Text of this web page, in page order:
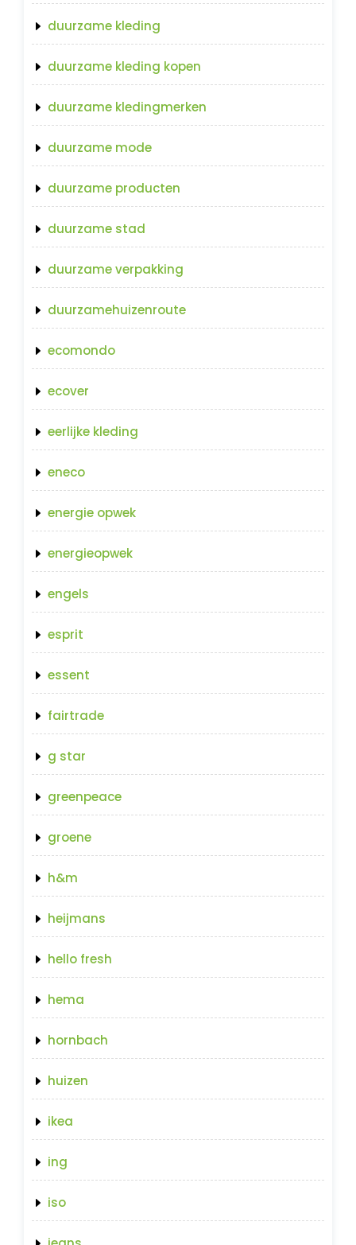
duurzame kleding
duurzame kleding kopen
duurzame kledingmerken
duurzame mode
duurzame producten
duurzame stad
duurzame verpakking
duurzamehuizenroute
ecomondo
ecover
eerlijke kleding
eneco
energie opwek
energieopwek
engels
esprit
essent
fairtrade
g star
greenpeace
groene
h&m
heijmans
hello fresh
hema
hornbach
huizen
ikea
ing
iso